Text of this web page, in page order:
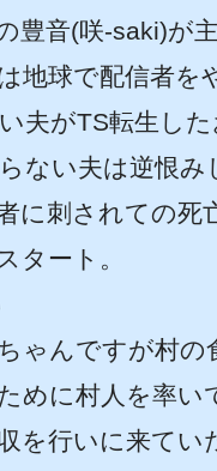
豊音(咲-saki)が主
地球で配信者を
夫がTS転生した
ない夫は逆恨み
に刺されての死
タート。
ゃんですが村の
めに村人を率い
を行いに来てい